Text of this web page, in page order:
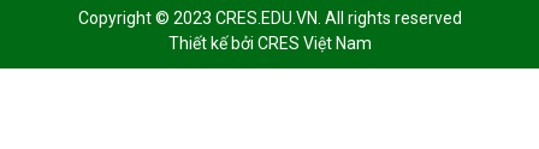
Copyright © 2023 CRES.EDU.VN. All rights reserved
Thiết kế bởi CRES Việt Nam